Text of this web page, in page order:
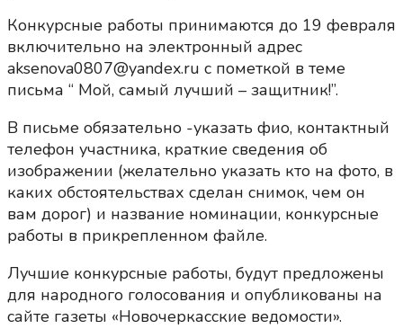
Конкурсные работы принимаются до 19 февраля
включительно на электронный адрес
aksenova0807@yandex.ru c пометкой в теме
письма “ Мой, самый лучший – защитник!”.
В письме обязательно -указать фио, контактный
телефон участника, краткие сведения об
изображении (желательно указать кто на фото, в
каких обстоятельствах сделан снимок, чем он
вам дорог) и название номинации, конкурсные
работы в прикрепленном файле.
Лучшие конкурсные работы, будут предложены
для народного голосования и опубликованы на
сайте газеты «Новочеркасские ведомости».